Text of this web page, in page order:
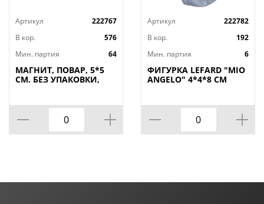
Артикул
222767
В кор.
576
Мин. партия
64
МАГНИТ, ПОВАР, 5*5
СМ. БЕЗ УПАКОВКИ,
Артикул
222782
В кор.
192
Мин. партия
6
ФИГУРКА LEFARD "MIO
ANGELO" 4*4*8 СМ